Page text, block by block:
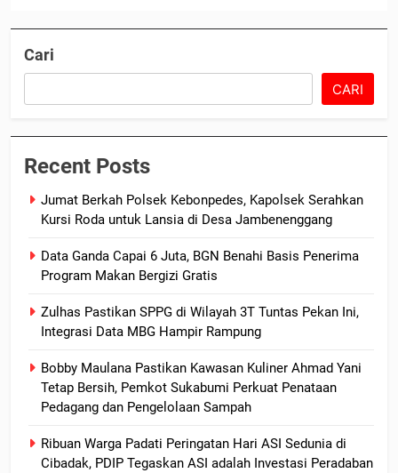
Cari
CARI
Recent Posts
Jumat Berkah Polsek Kebonpedes, Kapolsek Serahkan
Kursi Roda untuk Lansia di Desa Jambenenggang
Data Ganda Capai 6 Juta, BGN Benahi Basis Penerima
Program Makan Bergizi Gratis
Zulhas Pastikan SPPG di Wilayah 3T Tuntas Pekan Ini,
Integrasi Data MBG Hampir Rampung
Bobby Maulana Pastikan Kawasan Kuliner Ahmad Yani
Tetap Bersih, Pemkot Sukabumi Perkuat Penataan
Pedagang dan Pengelolaan Sampah
Ribuan Warga Padati Peringatan Hari ASI Sedunia di
Cibadak, PDIP Tegaskan ASI adalah Investasi Peradaban